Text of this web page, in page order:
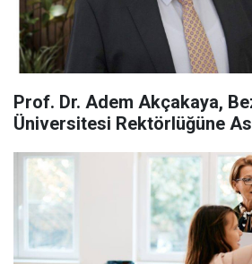
Prof. Dr. Adem Akçakaya,
Üniversitesi Rektörlüğüne